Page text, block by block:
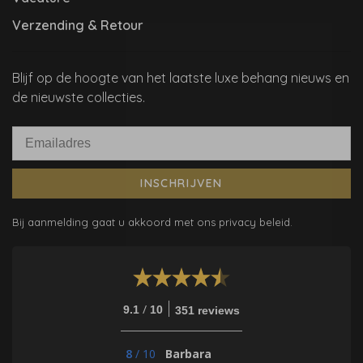
Verzending & Retour
Blijf op de hoogte van het laatste luxe behang nieuws en
de nieuwste collecties.
INSCHRIJVEN
Bij aanmelding gaat u akkoord met ons privacy beleid.
9.1 / 10 351 reviews
8 / 10 Barbara